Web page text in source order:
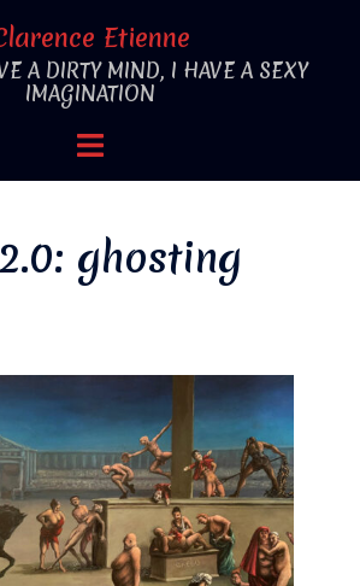
Etienne
A DIRTY MIND, I HAVE A SEXY
IMAGINATION
Ouvrir/fermer
ghosting